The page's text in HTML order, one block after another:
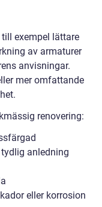
exempel lättare
av armaturer
anvisningar.
mer omfattande
renovering:
anledning
eller korrosion